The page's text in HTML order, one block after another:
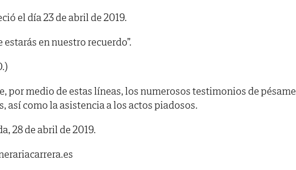
el día 23 de abril de 2019.
estarás en nuestro recuerdo”.
por medio de estas líneas, los numerosos testimonios de pésame
así como la asistencia a los actos piadosos.
28 de abril de 2019.